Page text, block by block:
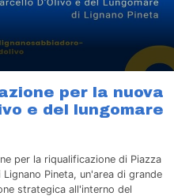
per la nuova
e del lungomare
per la riqualificazione di Piazza
Pineta, un'area di grande
strategica all'interno del